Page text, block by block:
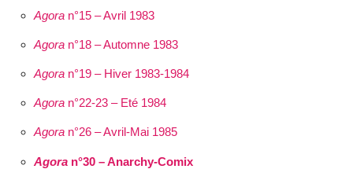
Agoran°15 – Avril 1983
Agoran°18 – Automne 1983
Agoran°19 – Hiver 1983-1984
Agoran°22-23 – Eté 1984
Agoran°26 – Avril-Mai 1985
Agoran°30 – Anarchy-Comix